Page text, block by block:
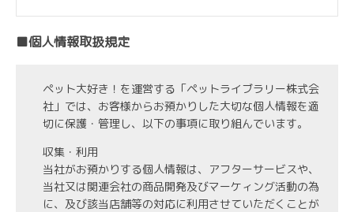
■個人情報取扱規定
ペット大好き！を運営する「ペットライブラリー株式会
社」では、お客様からお預かりした大切な個人情報を適
切に保護・管理し、以下の事項に取り組んでいます。
収集・利用
当社がお預かりする個人情報は、アフターサービスや、
当社又は関連会社の商品開発及びマーケィング活動の為
に、及び該当店舗等の対応に利用させていただくことが